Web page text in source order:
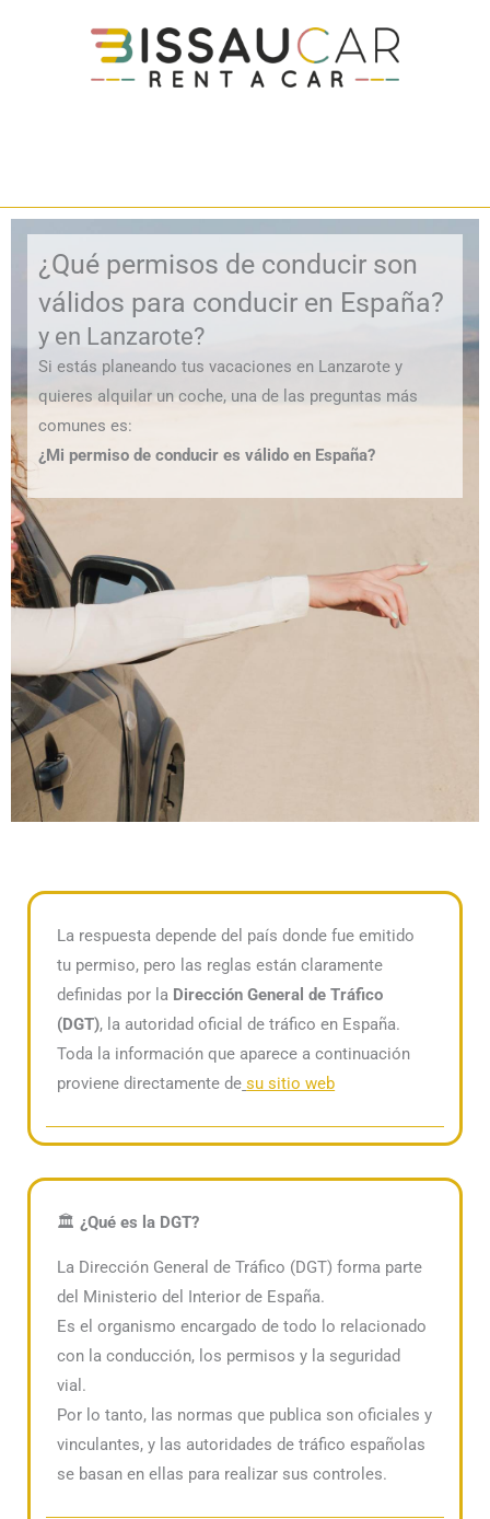
¿Qué permisos de conducir son
válidos para conducir en España?
y en Lanzarote?
Si estás planeando tus vacaciones en Lanzarote y
quieres alquilar un coche, una de las preguntas más
comunes es:
¿Mi permiso de conducir es válido en España?
La respuesta depende del país donde fue emitido
tu permiso, pero las reglas están claramente
definidas por la Dirección General de Tráfico
(DGT), la autoridad oficial de tráfico en España.
Toda la información que aparece a continuación
proviene directamente de su sitio web
🏛️ ¿Qué es la DGT?
La Dirección General de Tráfico (DGT) forma parte
del Ministerio del Interior de España.
Es el organismo encargado de todo lo relacionado
con la conducción, los permisos y la seguridad
vial.
Por lo tanto, las normas que publica son oficiales y
vinculantes, y las autoridades de tráfico españolas
se basan en ellas para realizar sus controles.